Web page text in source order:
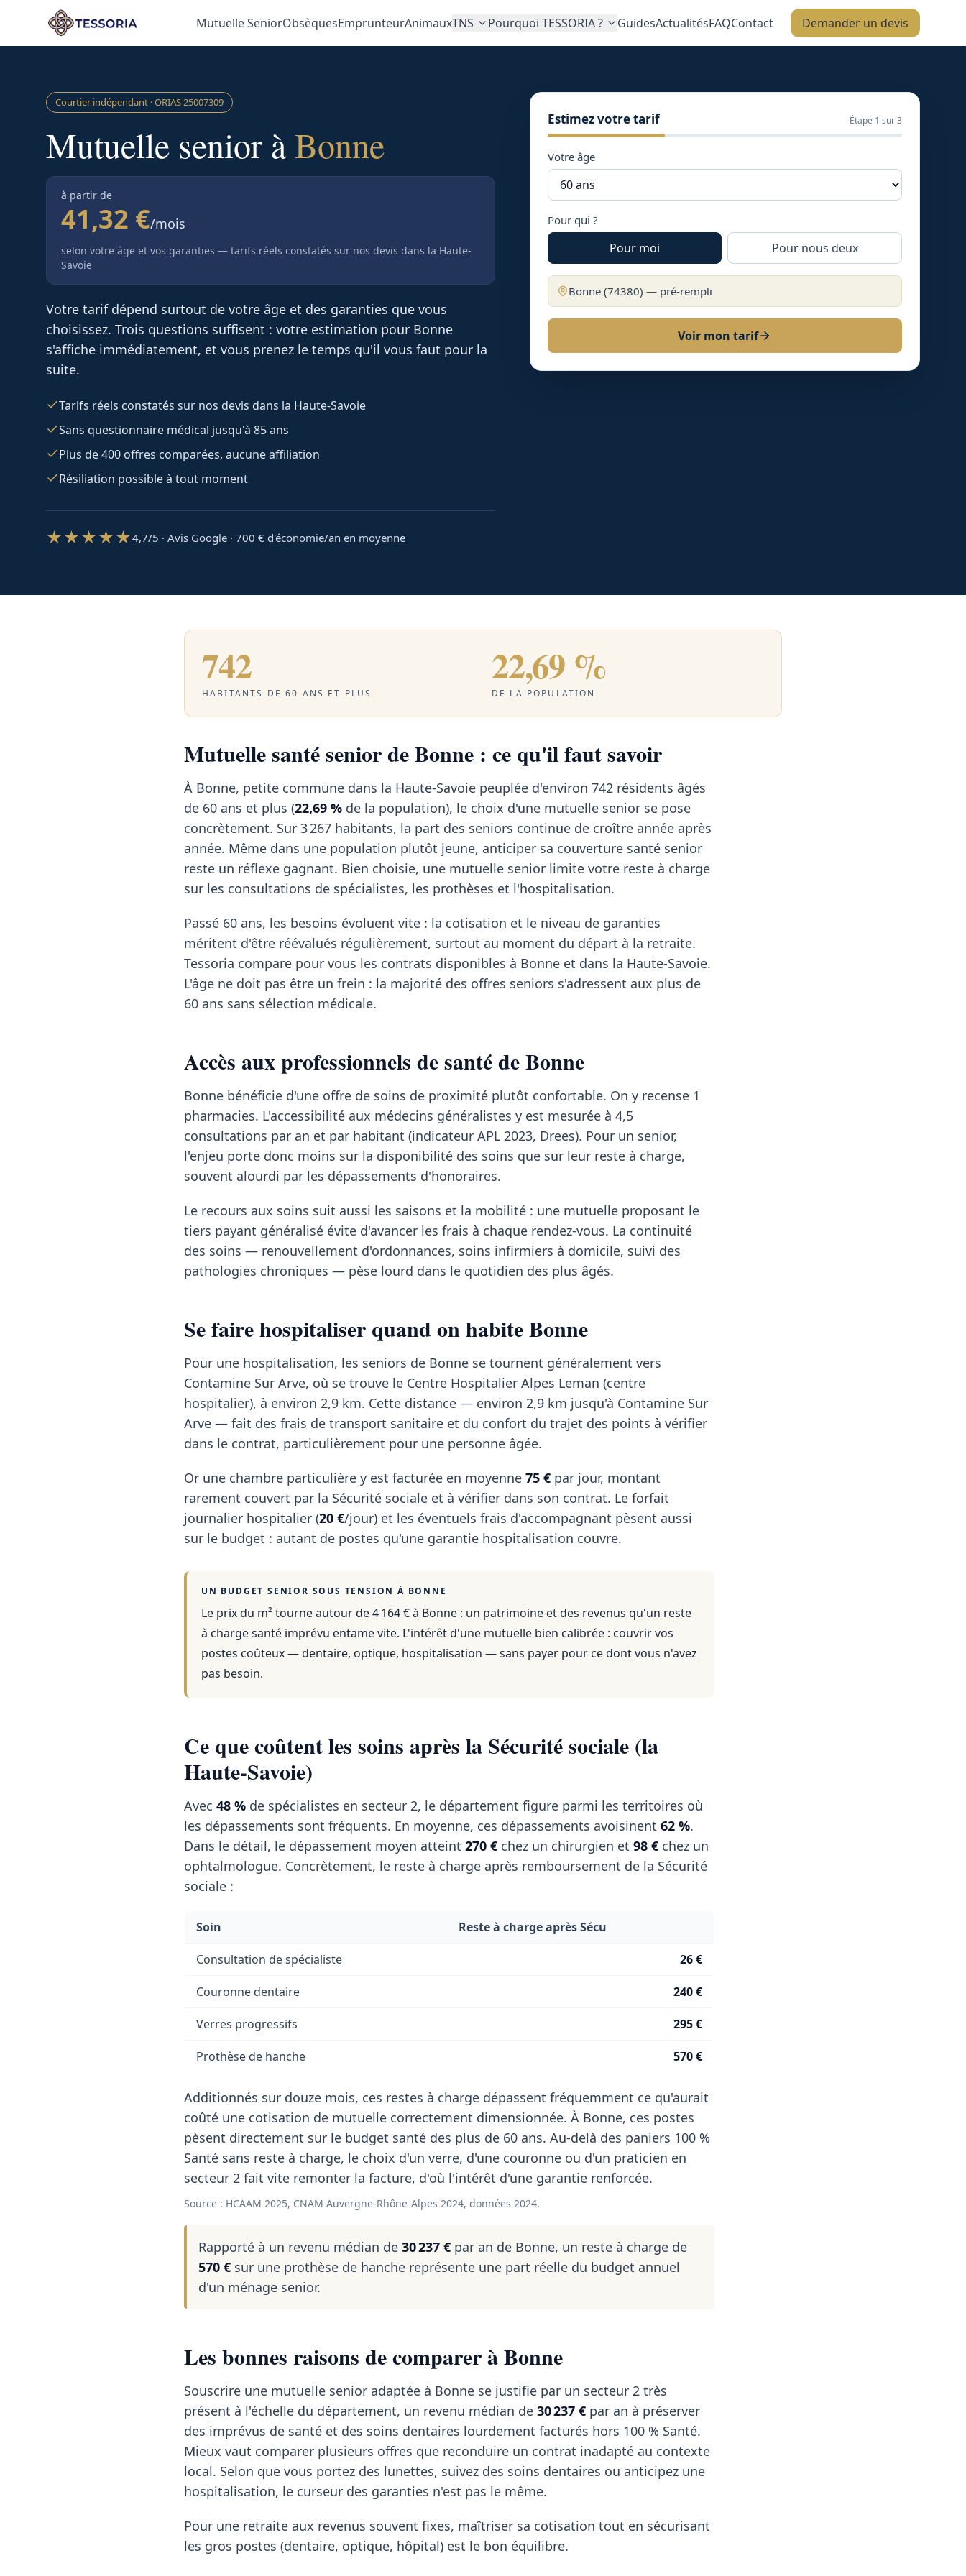
Aller au contenu principal
Mutuelle SeniorObsèquesEmprunteurAnimauxTNS Pourquoi TESSORIA ? GuidesActualitésFAQContact Demander un devis
Courtier indépendant · ORIAS25007309
Mutuelle senior àBonne
à partir de
41,32 €/mois
selon votre âge et vos garanties — tarifs réels constatés sur nos devis dans la Haute-
Savoie
Votre tarif dépend surtout de votre âge et des garanties que vous
choisissez. Trois questions suffisent : votre estimation pour Bonne
s'affiche immédiatement, et vous prenez le temps qu'il vous faut pour la
suite.
Tarifs réels constatés sur nos devis dans la Haute-Savoie
Sans questionnaire médical jusqu'à 85 ans
Plus de 400 offres comparées, aucune affiliation
Résiliation possible à tout moment
★★★★★4,7/5 · Avis Google · 700 € d'économie/an en moyenne
Estimez votre tarif Étape 1 sur 3
Votre âge
Pour qui ?
Pour moi Pour nous deux
Bonne(74380) — pré-rempli
Voir mon tarif
742
HABITANTS DE 60 ANS ET PLUS
22,69 %
DE LA POPULATION
Mutuelle santé senior de Bonne : ce qu'il faut savoir
À Bonne, petite commune dans la Haute-Savoie peuplée d'environ 742 résidents âgés
de 60 ans et plus (22,69 % de la population), le choix d'une mutuelle senior se pose
concrètement. Sur 3 267 habitants, la part des seniors continue de croître année après
année. Même dans une population plutôt jeune, anticiper sa couverture santé senior
reste un réflexe gagnant. Bien choisie, une mutuelle senior limite votre reste à charge
sur les consultations de spécialistes, les prothèses et l'hospitalisation.
Passé 60 ans, les besoins évoluent vite : la cotisation et le niveau de garanties
méritent d'être réévalués régulièrement, surtout au moment du départ à la retraite.
Tessoria compare pour vous les contrats disponibles à Bonne et dans la Haute-Savoie.
L'âge ne doit pas être un frein : la majorité des offres seniors s'adressent aux plus de
60 ans sans sélection médicale.
Accès aux professionnels de santé de Bonne
Bonne bénéficie d'une offre de soins de proximité plutôt confortable. On y recense 1
pharmacies. L'accessibilité aux médecins généralistes y est mesurée à 4,5
consultations par an et par habitant (indicateur APL 2023, Drees). Pour un senior,
l'enjeu porte donc moins sur la disponibilité des soins que sur leur reste à charge,
souvent alourdi par les dépassements d'honoraires.
Le recours aux soins suit aussi les saisons et la mobilité : une mutuelle proposant le
tiers payant généralisé évite d'avancer les frais à chaque rendez-vous. La continuité
des soins — renouvellement d'ordonnances, soins infirmiers à domicile, suivi des
pathologies chroniques — pèse lourd dans le quotidien des plus âgés.
Se faire hospitaliser quand on habite Bonne
Pour une hospitalisation, les seniors de Bonne se tournent généralement vers
Contamine Sur Arve, où se trouve le Centre Hospitalier Alpes Leman (centre
hospitalier), à environ 2,9 km. Cette distance — environ 2,9 km jusqu'à Contamine Sur
Arve — fait des frais de transport sanitaire et du confort du trajet des points à vérifier
dans le contrat, particulièrement pour une personne âgée.
Or une chambre particulière y est facturée en moyenne 75 € par jour, montant
rarement couvert par la Sécurité sociale et à vérifier dans son contrat. Le forfait
journalier hospitalier (20 €/jour) et les éventuels frais d'accompagnant pèsent aussi
sur le budget : autant de postes qu'une garantie hospitalisation couvre.
UN BUDGET SENIOR SOUS TENSION À BONNE
Le prix du m² tourne autour de 4 164 €à Bonne : un patrimoine et des revenus qu'un reste
à charge santé imprévu entame vite. L'intérêt d'une mutuelle bien calibrée : couvrir vos
postes coûteux — dentaire, optique, hospitalisation — sans payer pour ce dont vous n'avez
pas besoin.
Ce que coûtent les soins après la Sécurité sociale (la
Haute-Savoie)
Avec 48 % de spécialistes en secteur 2, le département figure parmi les territoires où
les dépassements sont fréquents. En moyenne, ces dépassements avoisinent 62 %.
Dans le détail, le dépassement moyen atteint 270 € chez un chirurgien et 98 € chez un
ophtalmologue. Concrètement, le reste à charge après remboursement de la Sécurité
sociale :
Soin Reste à charge après Sécu
Consultation de spécialiste 26 €
Couronne dentaire 240 €
Verres progressifs 295 €
Prothèse de hanche 570 €
Additionnés sur douze mois, ces restes à charge dépassent fréquemment ce qu'aurait
coûté une cotisation de mutuelle correctement dimensionnée. À Bonne, ces postes
pèsent directement sur le budget santé des plus de 60 ans. Au-delà des paniers 100 %
Santé sans reste à charge, le choix d'un verre, d'une couronne ou d'un praticien en
secteur 2 fait vite remonter la facture, d'où l'intérêt d'une garantie renforcée.
Source : HCAAM 2025, CNAM Auvergne-Rhône-Alpes 2024, données 2024.
Rapporté à un revenu médian de 30 237 € par an de Bonne, un reste à charge de
570 € sur une prothèse de hanche représente une part réelle du budget annuel
d'un ménage senior.
Les bonnes raisons de comparer à Bonne
Souscrire une mutuelle senior adaptée à Bonne se justifie par un secteur 2 très
présent à l'échelle du département, un revenu médian de 30 237 € par an à préserver
des imprévus de santé et des soins dentaires lourdement facturés hors 100 % Santé.
Mieux vaut comparer plusieurs offres que reconduire un contrat inadapté au contexte
local. Selon que vous portez des lunettes, suivez des soins dentaires ou anticipez une
hospitalisation, le curseur des garanties n'est pas le même.
Pour une retraite aux revenus souvent fixes, maîtriser sa cotisation tout en sécurisant
les gros postes (dentaire, optique, hôpital) est le bon équilibre.